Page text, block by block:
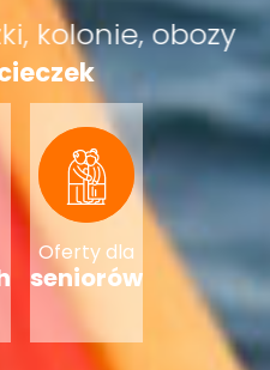
kolonie, obozy
Oferty dla
seniorów